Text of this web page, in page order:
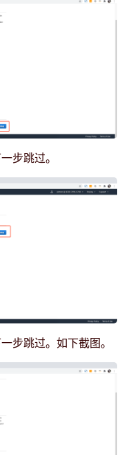
步跳过。
步跳过。如下截图。